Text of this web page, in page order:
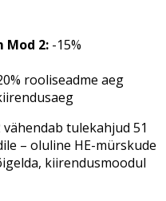
Mod 2: -15%
rooliseadme aeg
tulekahjud 51
– oluline HE-mürskude
kiirendusmoodul